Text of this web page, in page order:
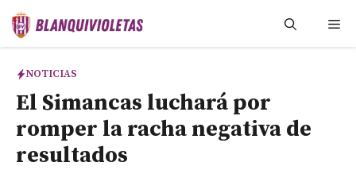
Saltar
NOTICIAS
El Simancas luchará por
romper la racha negativa de
resultados